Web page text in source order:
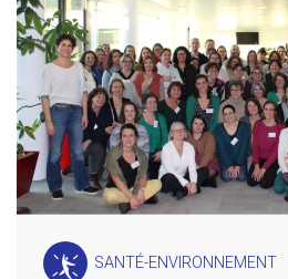
SANTÉ-ENVIRONNEMENT